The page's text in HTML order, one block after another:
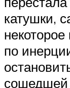
катушки,
по
сошедшей